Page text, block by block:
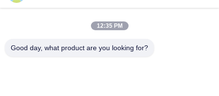
ছাদ প্যানেল রোল বিরচন মেশিন
ছাদ পত্রক ক্রিম্পিং মেশিন
12:35 PM
Good day, what product are you looking for?